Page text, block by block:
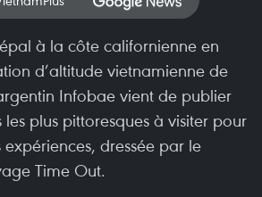
à la côte californienne en
d’altitude vietnamienne de
Infobae vient de publier
les plus pittoresques à visiter pour
dressée par le
Time Out.